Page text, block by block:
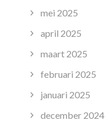
mei 2025
april 2025
maart 2025
februari 2025
januari 2025
december 2024